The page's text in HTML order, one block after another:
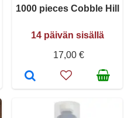
1000 pieces Cobble Hill
14 päivän sisällä
17,00 €